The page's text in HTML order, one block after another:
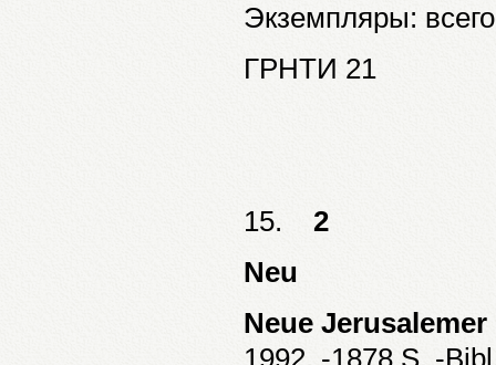
Экземпляры:
ГРНТИ 21
15. 2
Neu
Neue